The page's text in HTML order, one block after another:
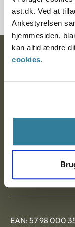
ast.dk. Ved at
Ankestyrelsen
hjemmesiden,
kan altid ændre
cookies.
Ankestyrelsen
Ankestyrelsen
Ankestyrelsen
EAN: 57 98 000